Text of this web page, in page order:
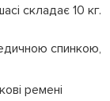
складає 10 кг.
спинкою,
ремені